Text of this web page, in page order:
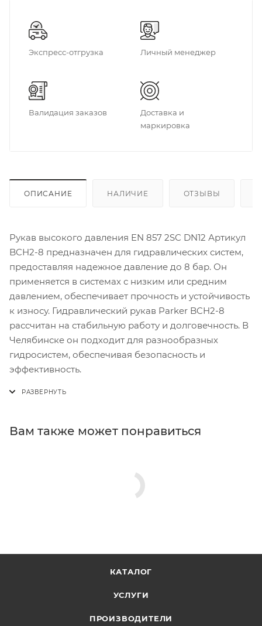
Экспресс-отгрузка Личный менеджер
Валидация заказов
Доставка и
маркировка
ОПИСАНИЕ НАЛИЧИЕ ОТЗЫВЫ
Рукав высокого давления EN 857 2SC DN12 Артикул
BCH2-8 предназначен для гидравлических систем,
предоставляя надежное давление до 8 бар. Он
применяется в системах с низким или средним
давлением, обеспечивает прочность и устойчивость
к износу. Гидравлический рукав Parker BCH2-8
рассчитан на стабильную работу и долговечность. В
Челябинске он подходит для разнообразных
гидросистем, обеспечивая безопасность и
эффективность.
Вам также может понравиться
КАТАЛОГ
УСЛУГИ
ПРОИЗВОДИТЕЛИ